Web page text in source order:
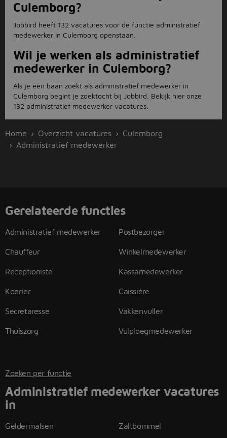
Culemborg?
Jobbird heeft 132 vacatures voor de functie administratief
medewerker in Culemborg openstaan.
Wil je werken als administratief
medewerker in Culemborg?
Als je een baan zoekt als administratief medewerker in
Culemborg begint je zoektocht bij Jobbird. Bekijk hier onze
132 administratief medewerker vacatures.
Home Overzicht vacatures
Culemborg
Administratief medewerker
Gerelateerde functies
Administratief medewerker
Chauffeur
Receptioniste
Koerier
Secretaresse
Thuiszorg
Postbezorger
Winkelmedewerker
Kassamedewerker
Caissière
Vakkenvuller
Vulploegmedewerker
Zoeken per functie
Administratief medewerker vacatures
in
Geldermalsen Zaltbommel